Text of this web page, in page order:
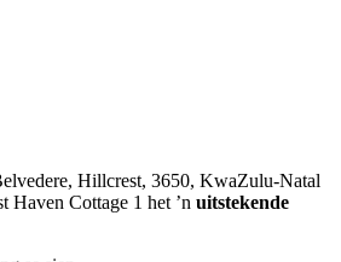
Hillcrest, 3650, KwaZulu-Natal
Haven Cottage 1 het ’n uitstekende